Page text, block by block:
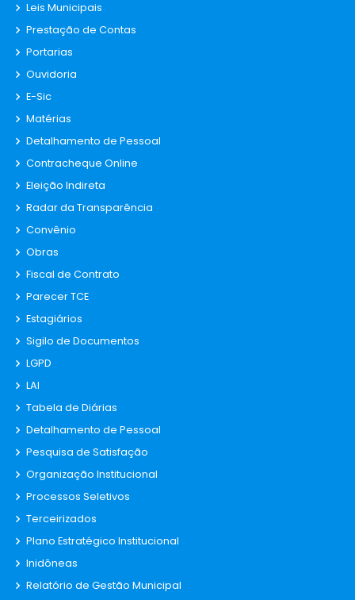
Leis Municipais
Prestação de Contas
Portarias
Ouvidoria
E-Sic
Matérias
Detalhamento de Pessoal
Contracheque Online
Eleição Indireta
Radar da Transparência
Convênio
Obras
Fiscal de Contrato
Parecer TCE
Estagiários
Sigilo de Documentos
LGPD
LAI
Tabela de Diárias
Detalhamento de Pessoal
Pesquisa de Satisfação
Organização Institucional
Processos Seletivos
Terceirizados
Plano Estratégico Institucional
Inidôneas
Relatório de Gestão Municipal